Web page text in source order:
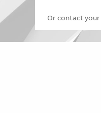
Or contact your